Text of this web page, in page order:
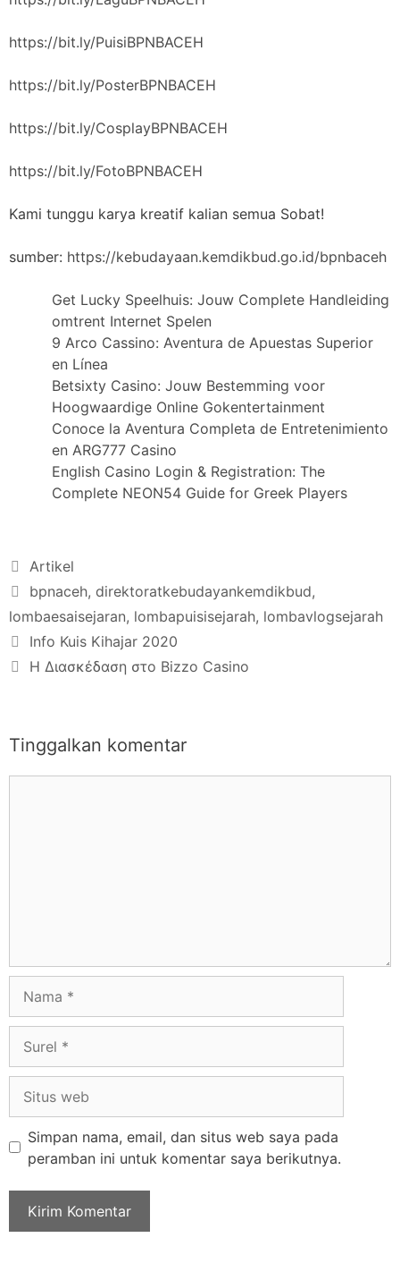
https://bit.ly/PuisiBPNBACEH
https://bit.ly/PosterBPNBACEH
https://bit.ly/CosplayBPNBACEH
https://bit.ly/FotoBPNBACEH
Kami tunggu karya kreatif kalian semua Sobat!
sumber: https://kebudayaan.kemdikbud.go.id/bpnbaceh
Get Lucky Speelhuis: Jouw Complete Handleiding
omtrent Internet Spelen
9 Arco Cassino: Aventura de Apuestas Superior
en Línea
Betsixty Casino: Jouw Bestemming voor
Hoogwaardige Online Gokentertainment
Conoce la Aventura Completa de Entretenimiento
en ARG777 Casino
English Casino Login & Registration: The
Complete NEON54 Guide for Greek Players
Artikel
bpnaceh, direktoratkebudayankemdikbud,
lombaesaisejaran, lombapuisisejarah, lombavlogsejarah
Info Kuis Kihajar 2020
Η Διασκέδαση στο Bizzo Casino
Tinggalkan komentar
Simpan nama, email, dan situs web saya pada
peramban ini untuk komentar saya berikutnya.